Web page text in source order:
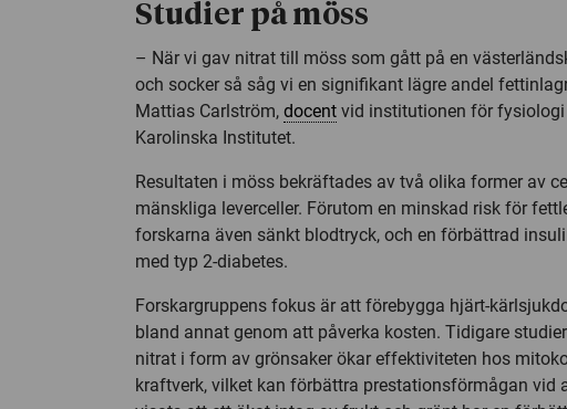
Studier på möss
– När vi gav nitrat till möss som gått på en
och socker så såg vi en signifikant lägre andel
Mattias Carlström, docent vid institutionen för
Karolinska Institutet.
Resultaten i möss bekräftades av två olika former av
mänskliga leverceller. Förutom en minskad risk för
forskarna även sänkt blodtryck, och en förbättrad
med typ 2-diabetes.
Forskargruppens fokus är att förebygga hjärt-
bland annat genom att påverka kosten. Tidigare
nitrat i form av grönsaker ökar effektiviteten hos
kraftverk, vilket kan förbättra prestationsförmågan vid